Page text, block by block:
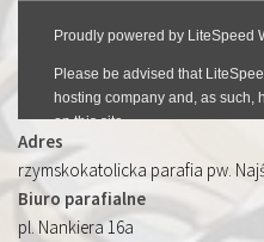
Adres
rzymskokatolicka parafia pw.
Biuro parafialne
pl. Nankiera 16a